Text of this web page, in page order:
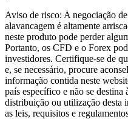
Aviso de risco: A negociação
alavancagem é altamente
neste produto pode perder
Portanto, os CFD e o Forex
investidores. Certifique-se de
e, se necessário, procure
informação contida neste
país específico e não se destina
distribuição ou utilização desta
as leis, requisitos e